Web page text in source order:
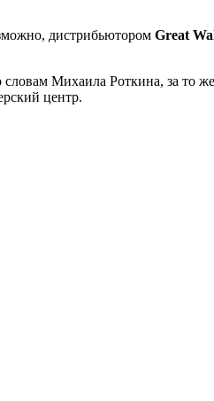
дистрибьютором Great
Михаила Роткина, за то
центр.